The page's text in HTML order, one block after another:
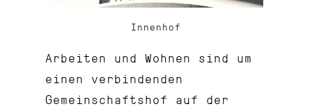
Innenhof
Arbeiten und Wohnen sind um
einen verbindenden
Gemeinschaftshof auf der